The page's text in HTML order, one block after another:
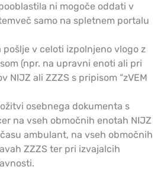
ni mogoče oddati v
samo na spletnem portalu
pošlje v celoti izpolnjeno vlogo z
(npr. na upravni enoti ali pri
NIJZ ali ZZZS s pripisom “zVEM
osebnega dokumenta s
na vseh območnih enotah NIJZ
ambulant, na vseh območnih
ZZZS ter pri izvajalcih